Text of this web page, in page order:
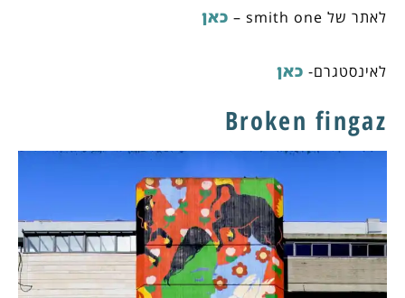
לאתר של smith one – כאן
לאינסטגרם- כאן
Broken fingaz